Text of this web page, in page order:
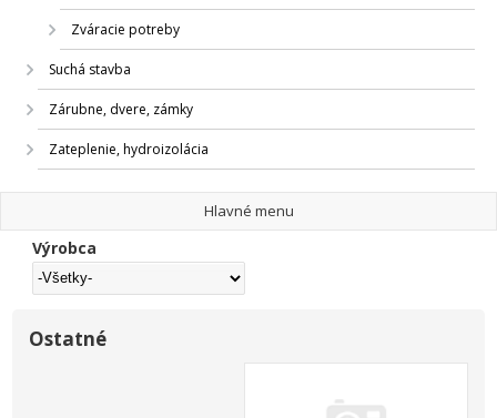
Zváracie potreby
Suchá stavba
Zárubne, dvere, zámky
Zateplenie, hydroizolácia
Hlavné menu
Výrobca
Ostatné